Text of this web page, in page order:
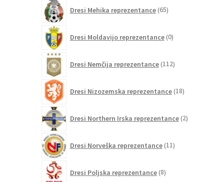
Dresi Mehika reprezentance 65izdelkov
Dresi Moldavijo reprezentance 0izdelkov
Dresi Nemčija reprezentance 112izdelkov
Dresi Nizozemska reprezentance 18izdelkov
Dresi Northern Irska reprezentance 2izdelka
Dresi Norveška reprezentance 11izdelkov
Dresi Poljska reprezentance 8izdelkov